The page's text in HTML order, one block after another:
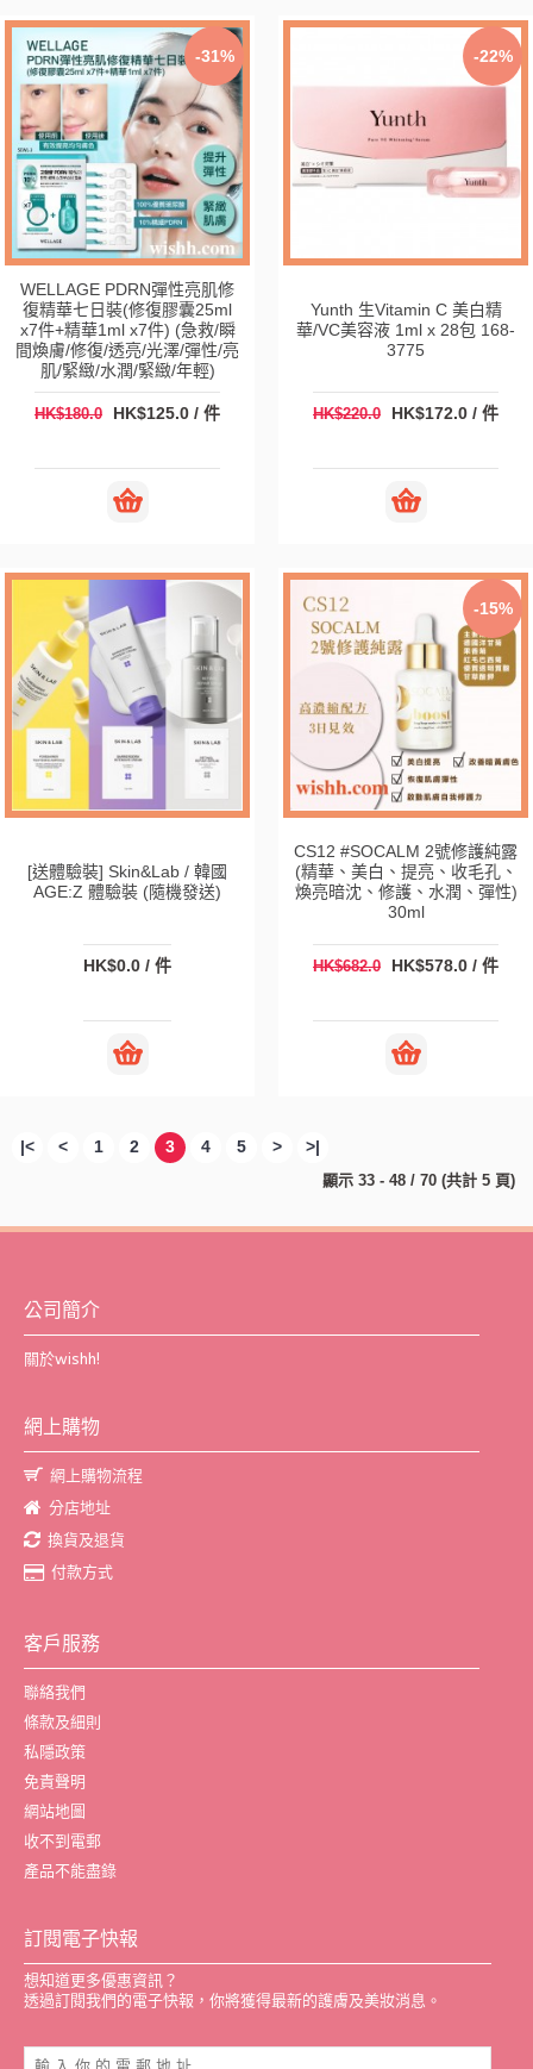
-31%
WELLAGE PDRN彈性亮肌修
復精華七日裝(修復膠囊25ml
x7件+精華1ml x7件) (急救/瞬
間煥膚/修復/透亮/光澤/彈性/亮
肌/緊緻/水潤/緊緻/年輕)
HK$180.0 HK$125.0 / 件
-22%
Yunth 生Vitamin C 美白精
華/VC美容液 1ml x 28包 168-
3775
HK$220.0 HK$172.0 / 件
[送體驗裝] Skin&Lab / 韓國
AGE:Z 體驗裝 (隨機發送)
HK$0.0 / 件
-15%
CS12 #SOCALM 2號修護純露
(精華、美白、提亮、收毛孔、
煥亮暗沈、修護、水潤、彈性)
30ml
HK$682.0 HK$578.0 / 件
|< < 1 2 3 4 5 > >|
顯示 33 - 48 / 70 (共計 5 頁)
公司簡介
關於wishh!
網上購物
網上購物流程
分店地址
換貨及退貨
付款方式
客戶服務
聯絡我們
條款及細則
私隱政策
免責聲明
網站地圖
收不到電郵
產品不能盡錄
訂閱電子快報
想知道更多優惠資訊？
透過訂閱我們的電子快報，你將獲得最新的護膚及美妝消息。